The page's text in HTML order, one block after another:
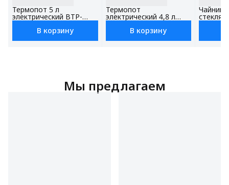
Термопот 5 л
электрический BTP-
температуры,
В корзину
Термопот
электрический 4,8 л
поддержанием
В корзину
Чайник
Мы предлагаем